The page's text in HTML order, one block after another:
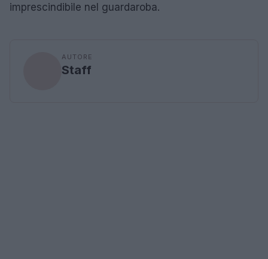
imprescindibile nel guardaroba.
AUTORE
Staff